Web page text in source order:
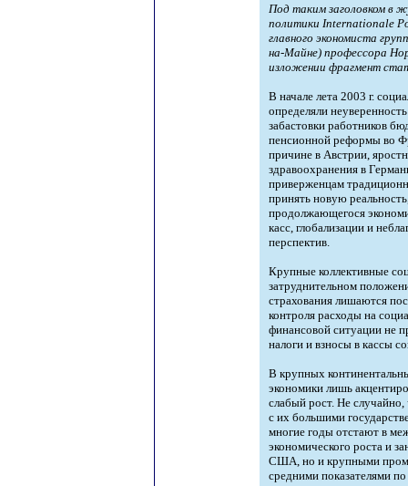
Под таким заголовком в
политики Internationale
главного экономиста
на-Майне) профессора
изложении фрагмент
В начале лета 2003 г.
определяли
забастовки работников
пенсионной реформы во
причине в Австрии,
здравоохранения в
приверженцам
принять новую
продолжающегося
касс, глобализации и
перспектив.
Крупные коллективные
затруднительном
страхования лишаются
контроля расходы на
финансовой ситуации не
налоги и взносы в кассы
В крупных
экономики лишь
слабый рост. Не
с их большими
многие годы отстают в
экономического роста и
США, но и крупными
средними показателями